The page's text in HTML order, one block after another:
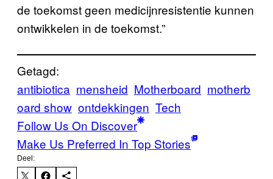
de toekomst geen medicijnresistentie kunnen
ontwikkelen in de toekomst.”
Getagd:
antibiotica mensheid Motherboard motherb
oard show ontdekkingen Tech
Follow Us On Discover
Make Us Preferred In Top Stories
Deel: